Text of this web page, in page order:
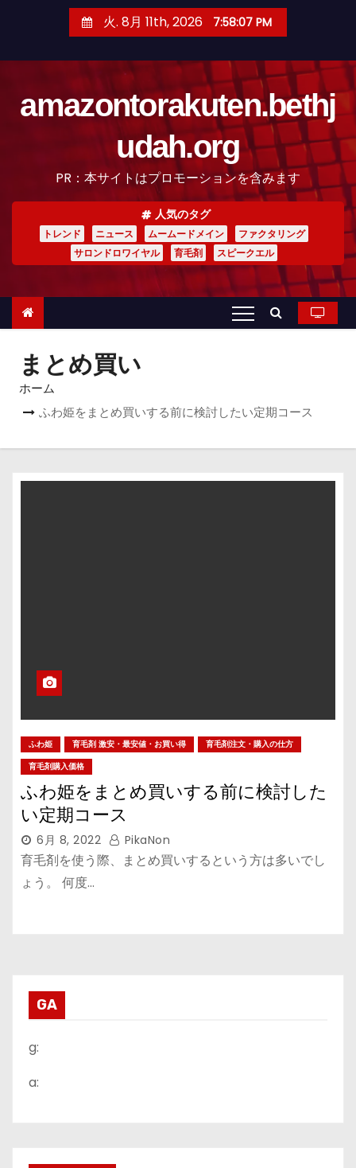
火. 8月 11th, 2026 7:58:08 PM
amazontorakuten.bethj
udah.org
PR：本サイトはプロモーションを含みます
人気のタグ
トレンド ニュース ムームードメイン
ファクタリング
サロンドロワイヤル
育毛剤 スピークエル
まとめ買い
ホーム
ふわ姫をまとめ買いする前に検討したい定期コース
ふわ姫 育毛剤 激安・最安値・お買い得
育毛剤注文・購入の仕方
育毛剤購入価格
ふわ姫をまとめ買いする前に検討した
い定期コース
6月 8, 2022 PikaNon
育毛剤を使う際、まとめ買いするという方は多いでし
ょう。 何度…
GA
g:
a: